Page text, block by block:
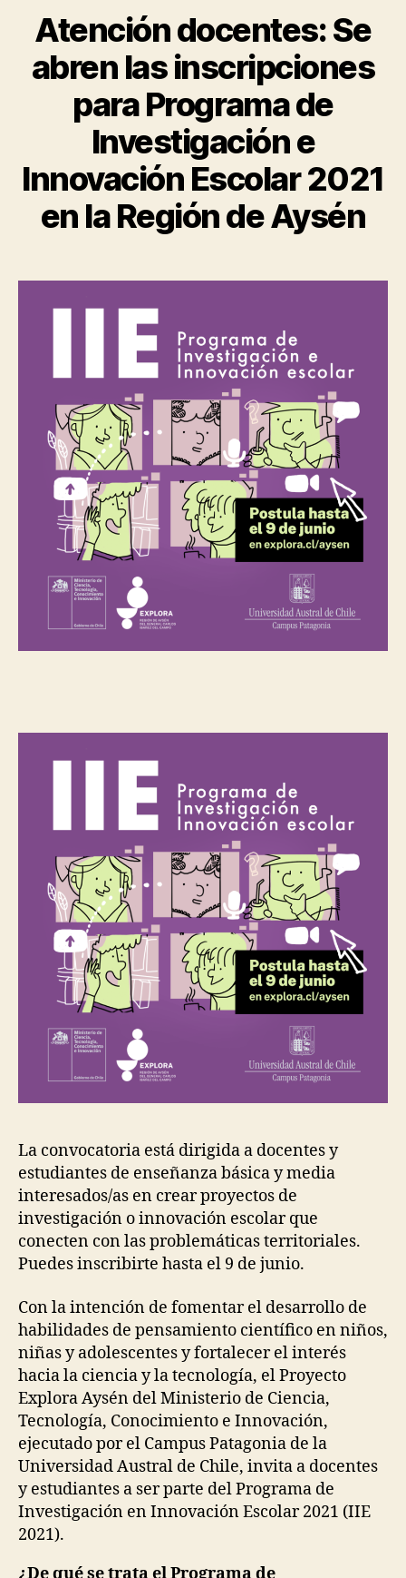
Atención docentes: Se
abren las inscripciones
para Programa de
Investigación e
Innovación Escolar 2021
en la Región de Aysén
La convocatoria está dirigida a docentes y
estudiantes de enseñanza básica y media
interesados/as en crear proyectos de
investigación o innovación escolar que
conecten con las problemáticas territoriales.
Puedes inscribirte hasta el 9 de junio.
Con la intención de fomentar el desarrollo de
habilidades de pensamiento científico en niños,
niñas y adolescentes y fortalecer el interés
hacia la ciencia y la tecnología, el Proyecto
Explora Aysén del Ministerio de Ciencia,
Tecnología, Conocimiento e Innovación,
ejecutado por el Campus Patagonia de la
Universidad Austral de Chile, invita a docentes
y estudiantes a ser parte del Programa de
Investigación en Innovación Escolar 2021 (IIE
2021).
¿De qué se trata el Programa de